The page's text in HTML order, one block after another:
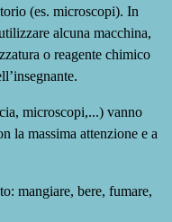
(es. microscopi). In
alcuna macchina,
o reagente chimico
microscopi,...) vanno
la massima attenzione e a
mangiare, bere, fumare,